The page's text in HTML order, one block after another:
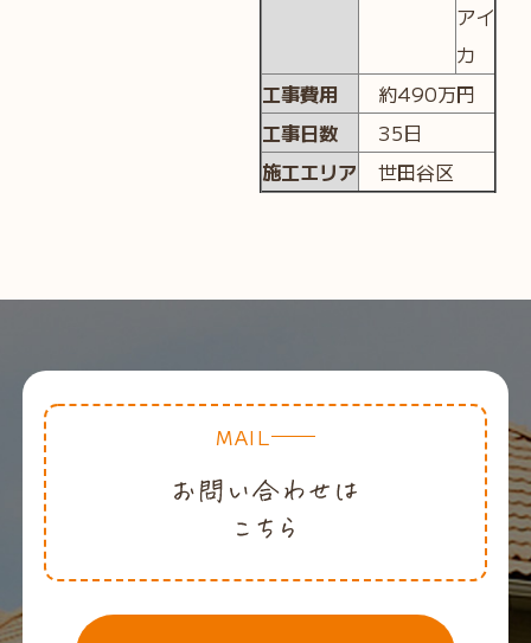
アイ
カ
工事費用
約490万円
工事日数
35日
施工エリア
世田谷区
MAIL